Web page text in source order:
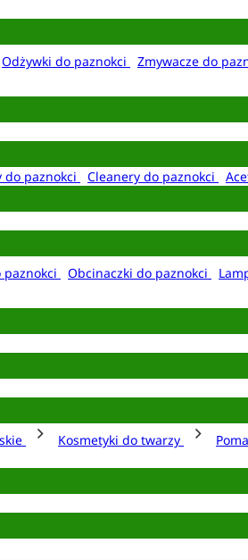
Odżywki do paznokci Zmywacze do
do paznokci Cleanery do paznokci
paznokci Obcinaczki do paznokci
Kosmetyki do twarzy